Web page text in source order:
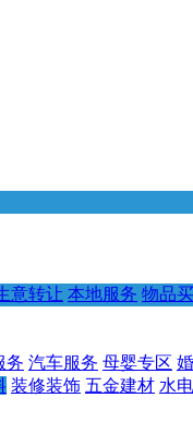
意转让 本地服务 物品
务 汽车服务 母婴专区
装修装饰 五金建材 水